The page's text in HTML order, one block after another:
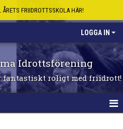
FRIIDROTTSSKOLA HÄR!
LOGGA IN
Idrottsförening
fantastiskt roligt med friidrott!